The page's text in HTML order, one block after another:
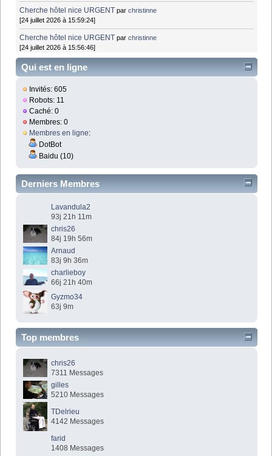
Cherche hôtel nice URGENT parchristinne
[24 juillet 2026 à 15:59:24]
Cherche hôtel nice URGENT parchristinne
[24 juillet 2026 à 15:56:46]
Qui est en ligne
Invités: 605
Robots: 11
Caché: 0
Membres: 0
Membres en ligne:
DotBot
Baidu (10)
Derniers Membres
Lavandula2
93j 21h 11m
chris26
84j 19h 56m
Arnaud
83j 9h 36m
charlieboy
66j 21h 40m
Gyzmo34
63j 9m
Top membres
chris26
7311 Messages
gilles
5210 Messages
TDelrieu
4142 Messages
farid
1408 Messages